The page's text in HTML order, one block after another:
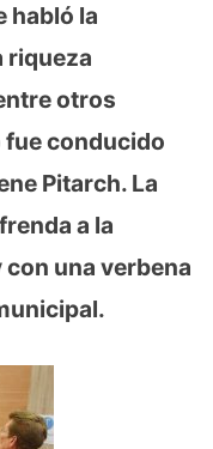
habló la
riqueza
otros
fue conducido
Pitarch. La
a la
una verbena